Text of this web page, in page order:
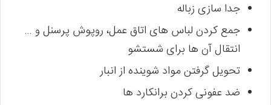
جدا سازی زباله
جمع کردن لباس های اتاق عمل، روپوش پرسنل و …
انتقال آن ها برای شستشو
تحویل گرفتن مواد شوینده از انبار
ضد عفونی کردن برانکارد ها